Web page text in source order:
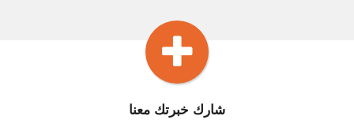
شارك خبرتك معنا